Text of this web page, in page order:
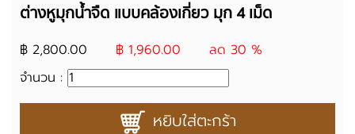
ต่างหูมุกน้ำจืด แบบคล้องเกี่ยว มุก 4 เม็ด
฿ 2,800.00 ฿ 1,960.00
ลด 30 %
จำนวน :
หยิบใส่ตะกร้า